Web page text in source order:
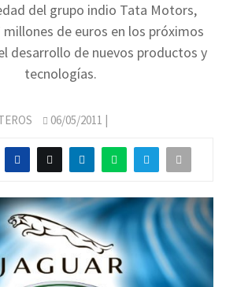
del grupo indio Tata Motors,
de euros en los próximos
desarrollo de nuevos productos y
tecnologías.
06/05/2011 |